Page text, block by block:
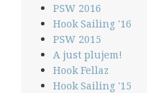
PSW 2016
Hook Sailing '16
PSW 2015
A just plujem!
Hook Fellaz
Hook Sailing '15